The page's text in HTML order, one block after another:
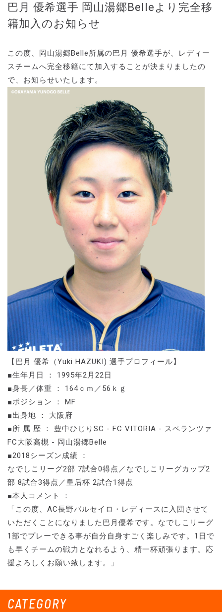
CATEGORY
巴月 優希選手 岡山湯郷Belleより完全移
籍加入のお知らせ
この度、岡山湯郷Belle所属の巴月 優希選手が、レディー
スチームへ完全移籍にて加入することが決まりましたの
で、お知らせいたします。
【巴月 優希（Yuki HAZUKI) 選手プロフィール】
■生年月日 ： 1995年2月22日
■身長／体重 ： 164ｃｍ／56ｋｇ
■ポジション ： MF
■出身地 ： 大阪府
■所 属 歴 ： 豊中ひじりSC - FC VITORIA - スペランツァ
FC大阪高槻 - 岡山湯郷Belle
■2018シーズン成績 ：
なでしこリーグ2部 7試合0得点／なでしこリーグカップ2
部 8試合3得点／皇后杯 2試合1得点
■本人コメント ：
「この度、AC長野パルセイロ・レディースに入団させて
いただくことになりました巴月優希です。なでしこリーグ
1部でプレーできる事が自分自身すごく楽しみです。1日で
も早くチームの戦力となれるよう、精一杯頑張ります。応
援よろしくお願い致します。」